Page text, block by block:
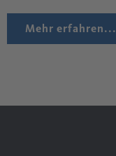
Mehr erfahren...